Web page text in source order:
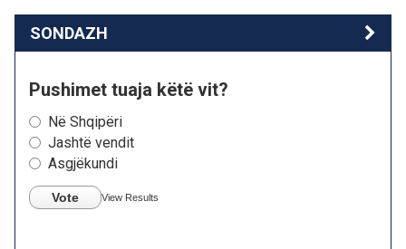
SONDAZH
Pushimet tuaja këtë vit?
Në Shqipëri
Jashtë vendit
Asgjëkundi
Vote View Results